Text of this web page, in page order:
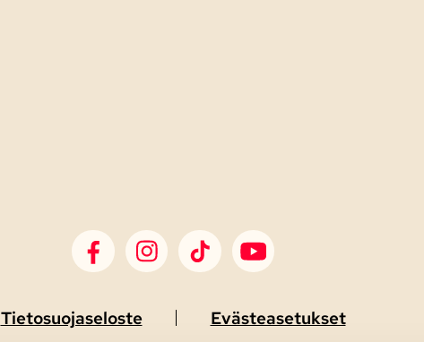
SDP Facebook
SDP Instagram
SDP TikTokSDP Youtube
Tietosuojaseloste Evästeasetukset